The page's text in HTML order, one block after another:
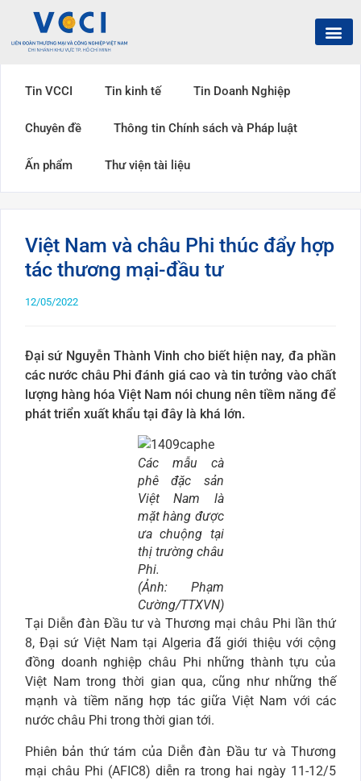
Tin VCCI Tin kinh tế Tin Doanh Nghiệp
Chuyên đề Thông tin Chính sách và Pháp luật
Ấn phẩm Thư viện tài liệu
Việt Nam và châu Phi thúc đẩy hợp
tác thương mại-đầu tư
12/05/2022
Đại sứ Nguyễn Thành Vinh cho biết hiện nay, đa phần
các nước châu Phi đánh giá cao và tin tưởng vào chất
lượng hàng hóa Việt Nam nói chung nên tiềm năng để
phát triển xuất khẩu tại đây là khá lớn.
Các mẫu cà
phê đặc sản
Việt Nam là
mặt hàng được
ưa chuộng tại
thị trường châu
Phi.
(Ảnh: Phạm
Cường/TTXVN)
Tại Diễn đàn Đầu tư và Thương mại châu Phi lần thứ
8, Đại sứ Việt Nam tại Algeria đã giới thiệu với cộng
đồng doanh nghiệp châu Phi những thành tựu của
Việt Nam trong thời gian qua, cũng như những thế
mạnh và tiềm năng hợp tác giữa Việt Nam với các
nước châu Phi trong thời gian tới.
Phiên bản thứ tám của Diễn đàn Đầu tư và Thương
mại châu Phi (AFIC8) diễn ra trong hai ngày 11-12/5